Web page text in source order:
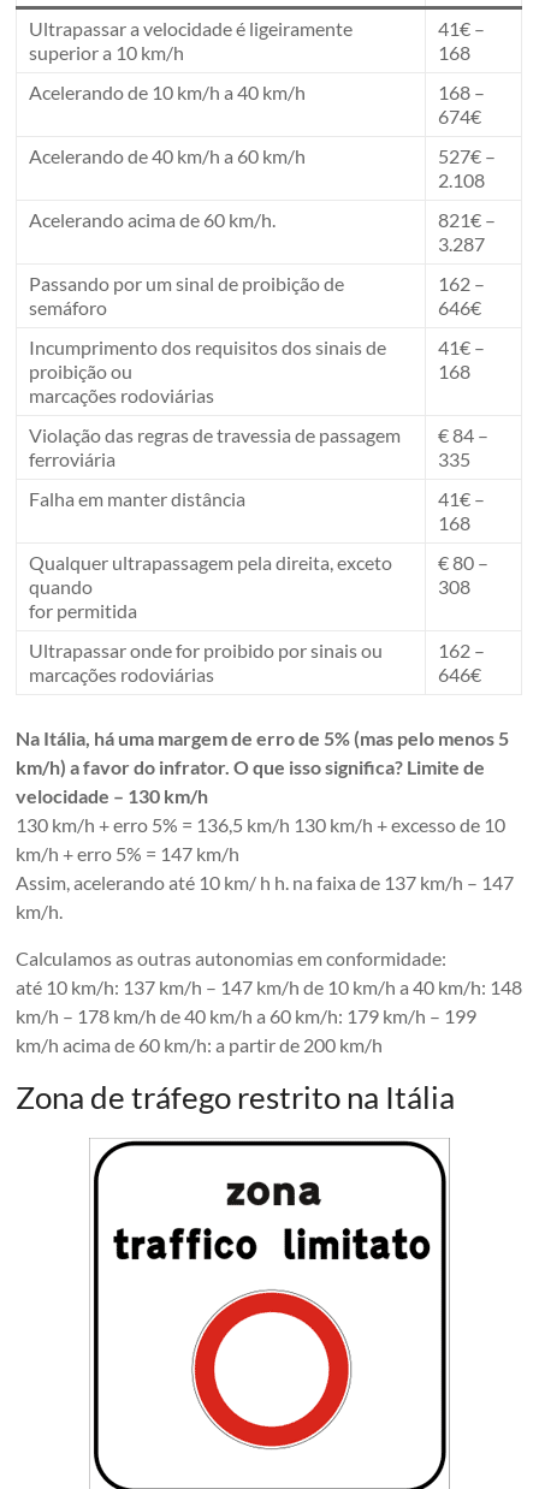
Ultrapassar a velocidade é ligeiramente
superior a 10 km/h
41€ –
168
Acelerando de 10 km/h a 40 km/h
168 –
674€
Acelerando de 40 km/h a 60 km/h
527€ –
2.108
Acelerando acima de 60 km/h.
821€ –
3.287
Passando por um sinal de proibição de
semáforo
162 –
646€
Incumprimento dos requisitos dos sinais de
proibição ou
marcações rodoviárias
41€ –
168
Violação das regras de travessia de passagem
ferroviária
€ 84 –
335
Falha em manter distância
41€ –
168
Qualquer ultrapassagem pela direita, exceto
quando
for permitida
€ 80 –
308
Ultrapassar onde for proibido por sinais ou
marcações rodoviárias
162 –
646€
Na Itália, há uma margem de erro de 5% (mas pelo menos 5
km/h) a favor do infrator. O que isso significa? Limite de
velocidade – 130 km/h
130 km/h + erro 5% = 136,5 km/h 130 km/h + excesso de 10
km/h + erro 5% = 147 km/h
Assim, acelerando até 10 km/ h h. na faixa de 137 km/h – 147
km/h.
Calculamos as outras autonomias em conformidade:
até 10 km/h: 137 km/h – 147 km/h de 10 km/h a 40 km/h: 148
km/h – 178 km/h de 40 km/h a 60 km/h: 179 km/h – 199
km/h acima de 60 km/h: a partir de 200 km/h
Zona de tráfego restrito na Itália